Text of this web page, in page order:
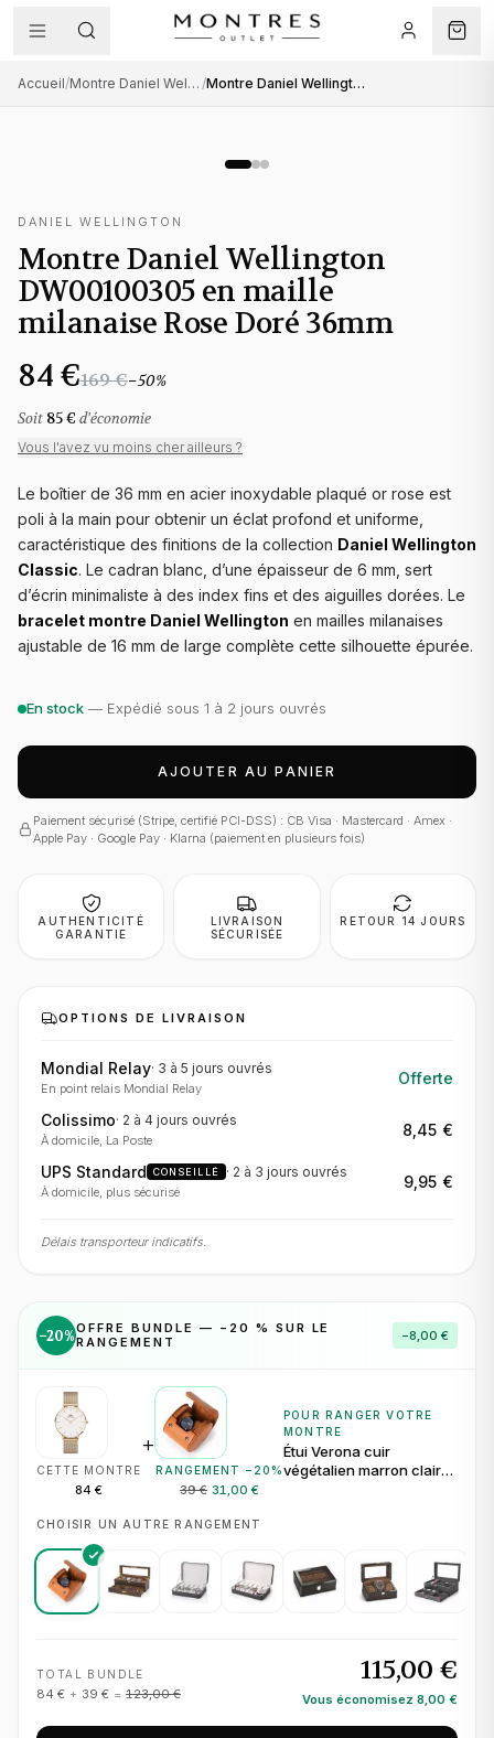
Accueil/ Montre Daniel Wellington femme / Montre Daniel Wellington DW00100305 en maille milanaise Rose Doré 36mm
DANIEL WELLINGTON
Montre Daniel Wellington
DW00100305 en maille
milanaise Rose Doré 36mm
84 €169 €−50%
Soit 85 € d'économie
Vous l'avez vu moins cher ailleurs ?
Le boîtier de 36 mm en acier inoxydable plaqué or rose est
poli à la main pour obtenir un éclat profond et uniforme,
caractéristique des finitions de la collection Daniel Wellington
Classic. Le cadran blanc, d’une épaisseur de 6 mm, sert
d’écrin minimaliste à des index fins et des aiguilles dorées. Le
bracelet montre Daniel Wellington en mailles milanaises
ajustable de 16 mm de large complète cette silhouette épurée.
En stock — Expédié sous 1 à 2 jours ouvrés
AJOUTER AU PANIER
Paiement sécurisé (Stripe, certifié PCI-DSS) : CB Visa · Mastercard · Amex ·
Apple Pay · Google Pay · Klarna (paiement en plusieurs fois)
AUTHENTICITÉ
GARANTIE
LIVRAISON
SÉCURISÉE
RETOUR 14 JOURS
OPTIONS DE LIVRAISON
Mondial Relay· 3 à 5 jours ouvrés
En point relais Mondial Relay
Offerte
Colissimo· 2 à 4 jours ouvrés
À domicile, La Poste
8,45 €
UPS Standard CONSEILLÉ · 2 à 3 jours ouvrés
À domicile, plus sécurisé
9,95 €
Délais transporteur indicatifs.
−20%OFFRE BUNDLE — − 20 % SUR LE
RANGEMENT
−8,00 €
CETTE MONTRE
84 €
+
RANGEMENT − 20 %
39 € 31,00 €
POUR RANGER VOTRE
MONTRE
Étui Verona cuir
végétalien marron clair
CHOISIR UN AUTRE RANGEMENT
TOTAL BUNDLE
84 € + 39 € = 123,00 €
115,00 €
Vous économisez 8,00 €